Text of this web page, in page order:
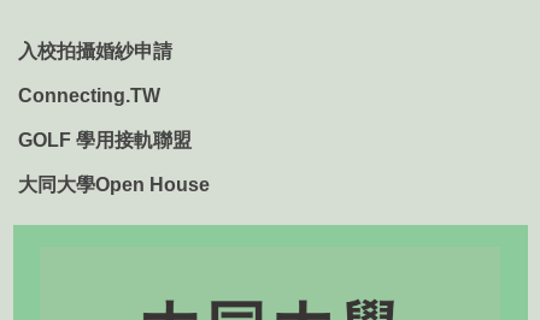
入校拍攝婚紗申請
Connecting.TW
GOLF 學用接軌聯盟
大同大學Open House